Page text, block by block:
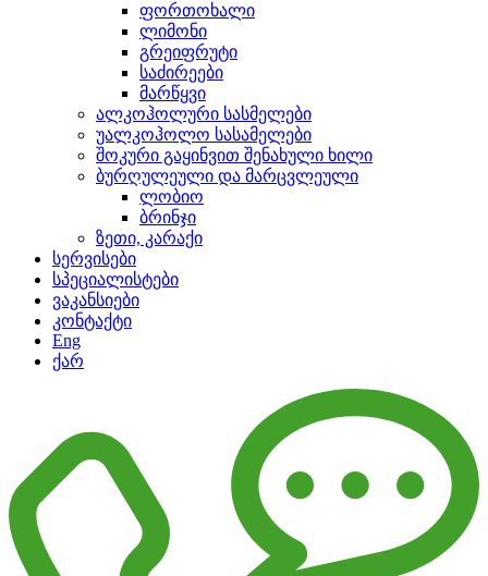
ფორთოხალი
ლიმონი
გრეიფრუტი
საძირეები
მარწყვი
ალკოჰოლური სასმელები
უალკოჰოლო სასამელები
შოკური გაყინვით შენახული ხილი
ბურღულეული და მარცვლეული
ლობიო
ბრინჯი
ზეთი, კარაქი
სერვისები
სპეციალისტები
ვაკანსიები
კონტაქტი
Eng
ქარ